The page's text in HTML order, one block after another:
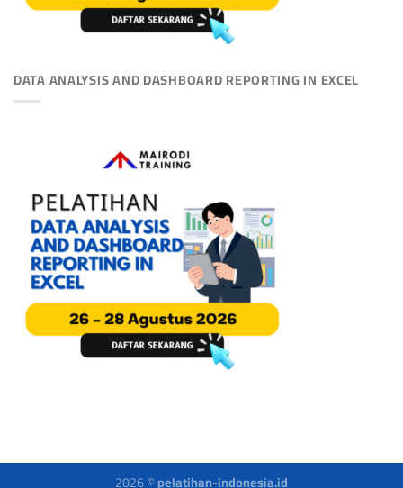
DATA ANALYSIS AND DASHBOARD REPORTING IN EXCEL
2026 ©pelatihan-indonesia.id